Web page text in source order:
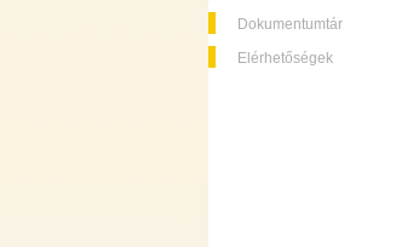
Dokumentumtár
Elérhetőségek